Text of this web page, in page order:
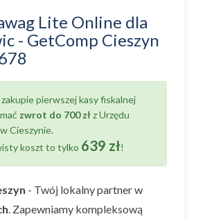
Lite Online dla
- GetComp Cieszyn
zakupie pierwszej kasy fiskalnej
zwrot do 700 złz Urzędu
Cieszynie.
koszt to tylko 639 zł!
- Twój lokalny partner w
. Zapewniamy kompleksową